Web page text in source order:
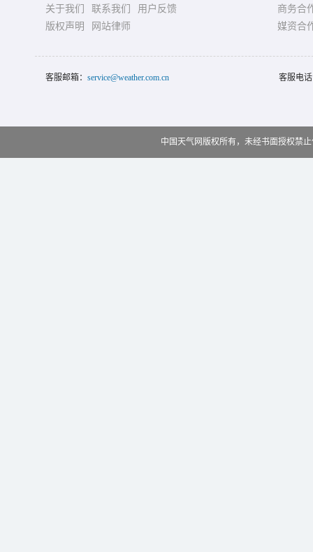
关于我们 联系我们
用户反馈
版权声明
网站律师
商务合
媒资合
客服邮箱： service@weather.com.cn 客服电
中国天气网版权所有，未经书面授权